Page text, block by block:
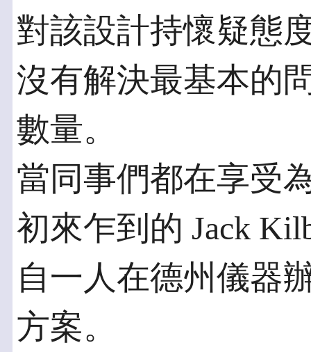
對該設計持懷疑態
沒有解決最基本的
數量。
當同事們都在享受
初來乍到的 Jack
自一人在德州儀器
方案。